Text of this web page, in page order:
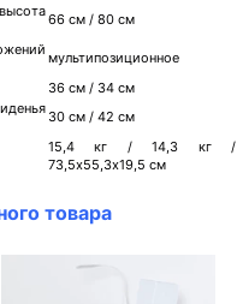
66 см / 80 см
мультипозиционное
36 см / 34 см
30 см / 42 см
15,4 кг / 14,3 кг /
73,5х55,3х19,5 см
товара